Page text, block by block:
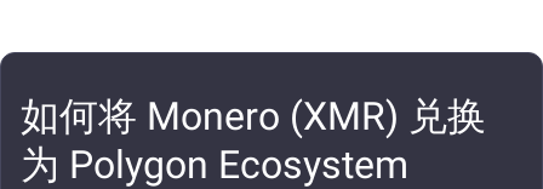
如何将 Monero (XMR) 兑换
为 Polygon Ecosystem